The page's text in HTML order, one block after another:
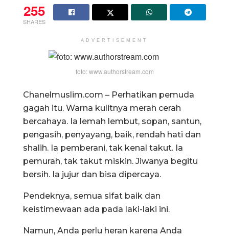
255
SHARES
ADVERTISEMENT
foto: www.authorstream.com
Chanelmuslim.com – Perhatikan pemuda
gagah itu. Warna kulitnya merah cerah
bercahaya. Ia lemah lembut, sopan, santun,
pengasih, penyayang, baik, rendah hati dan
shalih. Ia pemberani, tak kenal takut. Ia
pemurah, tak takut miskin. Jiwanya begitu
bersih. Ia jujur dan bisa dipercaya.
Pendeknya, semua sifat baik dan
keistimewaan ada pada laki-laki ini.
Namun, Anda perlu heran karena Anda